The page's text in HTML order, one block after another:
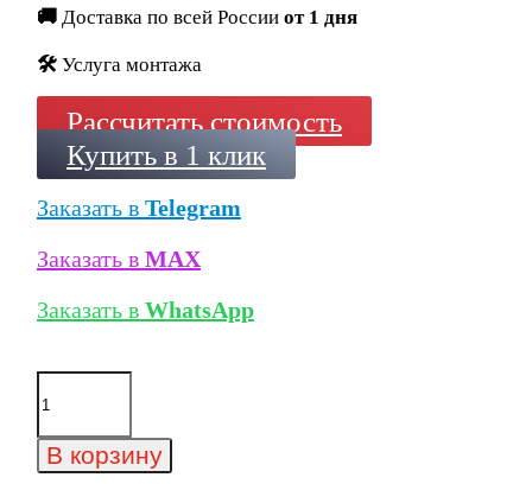
🚚 Доставка по всей России от 1 дня
🛠️ Услуга монтажа
Рассчитать стоимость
Купить в 1 клик
Заказать в Telegram
Заказать в MAX
Заказать в WhatsApp
Количество
товара
облицовочный
камень
В корзину